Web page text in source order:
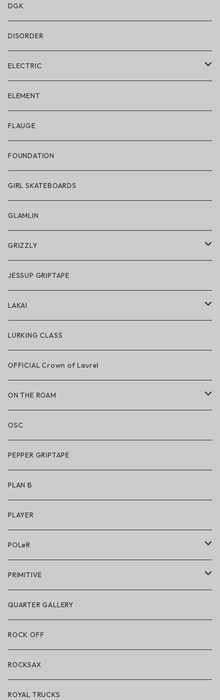
水着/スイムウェア
DGK
DISORDER
ELECTRIC
ELECTRIC × ON THE ROAM
アパレル
帽子
サングラス
スノーゴーグル
アクセサリー・小物
ELEMENT
FLAUGE
FOUNDATION
GIRL SKATEBOARDS
GLAMLIN
GRIZZLY
GRIZZLY × POLeR
アパレル
ハードグッズ
JESSUP GRIPTAPE
LAKAI
LAKAI × POLeR
LAKAI × CHOCOLATE
LAKAI × RIPNDIP
シューズ
アパレル
アクセサリー
キッズシューズ
LURKING CLASS
OFFICIAL Crown of Laurel
ON THE ROAM
アパレル
サングラス
アンダーウェア
シューズ
アクセサリー・小物
OSC
PEPPER GRIPTAPE
PLAN B
PLAYER
POLeR
POLeR × GRIZZLY
POLeR × LAKAI
アパレル
アクセサリー・小物
PRIMITIVE
アパレル
ハードグッズ
QUARTER GALLERY
ROCK OFF
ROCKSAX
ROYAL TRUCKS